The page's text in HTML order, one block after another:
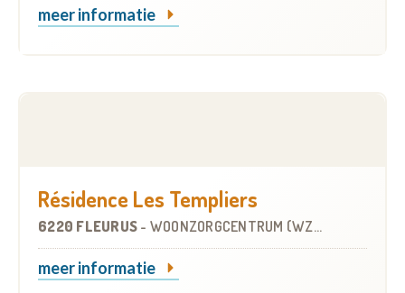
meer informatie
Résidence Les Templiers
6220 FLEURUS - WOONZORGCENTRUM (WZC)
meer informatie